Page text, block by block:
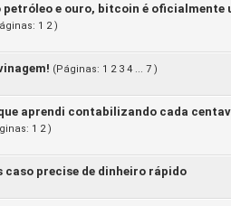
petróleo e ouro, bitcoin é oficialmente
1 2 )
média
345
(Páginas: 1 2 3 4 ...7 )
de 5 em média
4 5
aprendi contabilizando cada
1 2 )
média
345
precise de dinheiro rápido
média
45